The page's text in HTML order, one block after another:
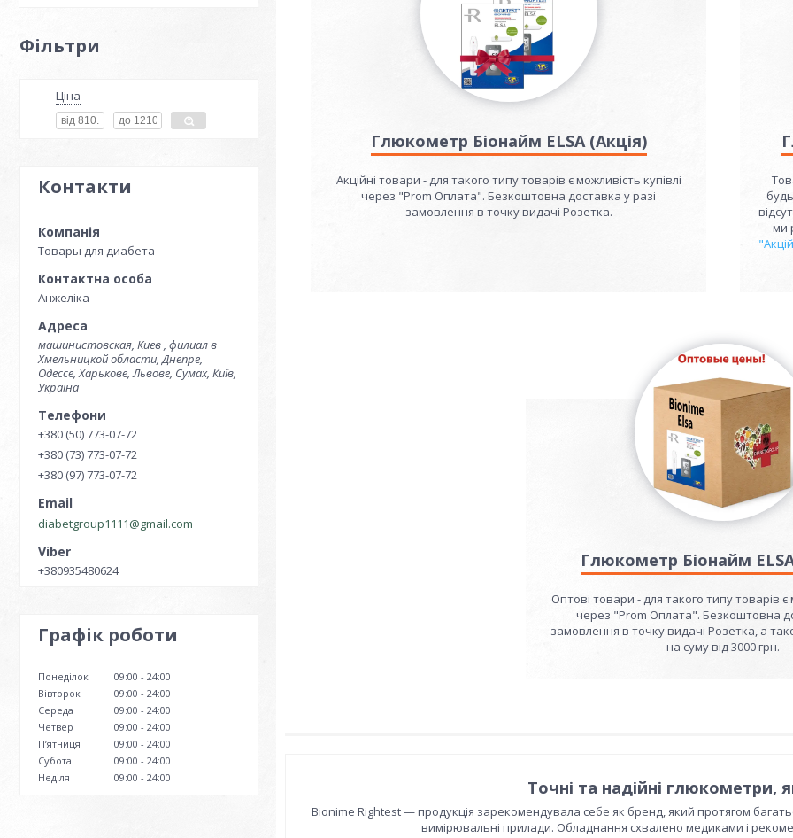
Фільтри
Ціна
Контакти
Товары для диабета
Анжеліка
машинистовская, Киев , филиал в
Хмельницкой области, Днепре,
Одессе, Харькове, Львове, Сумах, Київ,
Україна
+380 (50) 773-07-72
+380 (73) 773-07-72
+380 (97) 773-07-72
diabetgroup1111@gmail.com
+380935480624
Графік роботи
Понеділок 09:00
24:00
Вівторок
09:00
24:00
Середа
09:00
24:00
Четвер
09:00
24:00
Пʼятниця
09:00
24:00
Субота
09:00
24:00
Неділя
09:00 24:00
Глюкометр Біонайм ELSA (Акція)
Акційні товари - для такого типу товарів є можливість купівлі
через "Prom Оплата". Безкоштовна доставка у разі
замовлення в точку видачі Розетка.
ми
Глюкометр Біонайм
Оптові товари - для такого типу товарів є
через "Prom Оплата". Безкоштовна
замовлення в точку видачі Розетка, а
на суму від 3000 грн.
Точні та надійні глюкометри,
Bionime Rightest — продукція зарекомендувала себе як бренд, який протягом
вимірювальні прилади. Обладнання схвалено медиками і